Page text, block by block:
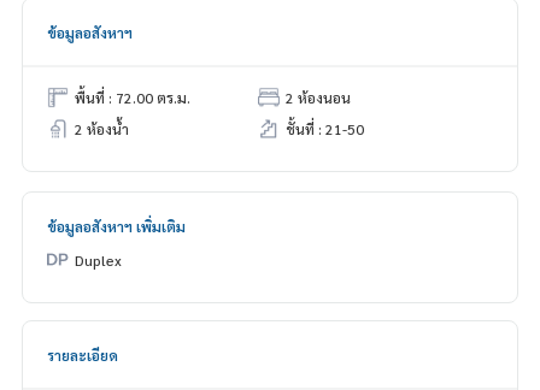
ข้อมูลอสังหาฯ
พื้นที่ : 72.00 ตร.ม.
2 ห้องนอน
2 ห้องน้ำ
ชั้นที่ : 21-50
ข้อมูลอสังหาฯ เพิ่มเติม
Duplex
รายละเอียด